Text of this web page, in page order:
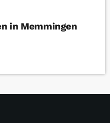
in Memmingen